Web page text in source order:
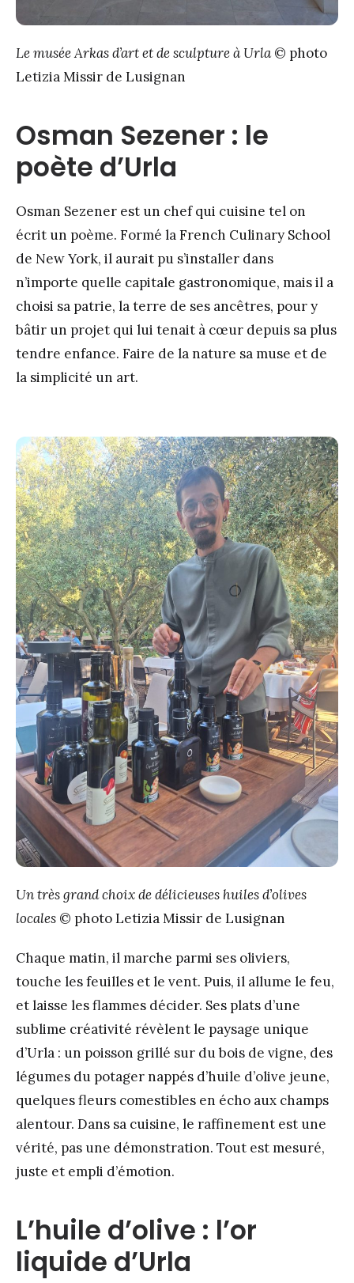
Le musée Arkas d’art et de sculpture à Urla © photo
Letizia Missir de Lusignan
Osman Sezener : le
poète d’Urla
Osman Sezener est un chef qui cuisine tel on
écrit un poème. Formé la French Culinary School
de New York, il aurait pu s’installer dans
n’importe quelle capitale gastronomique, mais il a
choisi sa patrie, la terre de ses ancêtres, pour y
bâtir un projet qui lui tenait à cœur depuis sa plus
tendre enfance. Faire de la nature sa muse et de
la simplicité un art.
Un très grand choix de délicieuses huiles d’olives
locales © photo Letizia Missir de Lusignan
Chaque matin, il marche parmi ses oliviers,
touche les feuilles et le vent. Puis, il allume le feu,
et laisse les flammes décider. Ses plats d’une
sublime créativité révèlent le paysage unique
d’Urla : un poisson grillé sur du bois de vigne, des
légumes du potager nappés d’huile d’olive jeune,
quelques fleurs comestibles en écho aux champs
alentour. Dans sa cuisine, le raffinement est une
vérité, pas une démonstration. Tout est mesuré,
juste et empli d’émotion.
L’huile d’olive : l’or
liquide d’Urla